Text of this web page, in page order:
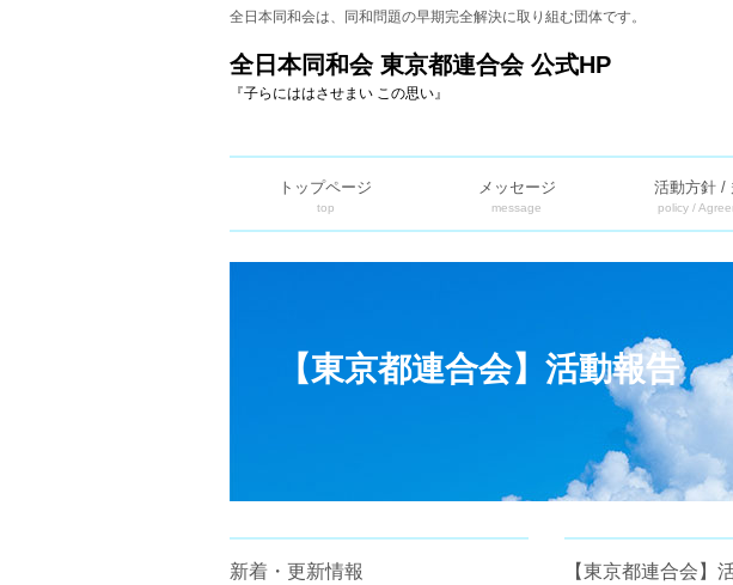
全日本同和会は、同和問題の早期完全解決に取り組む団体です。
全日本同和会 東京都連合会 公式HP
『子らにははさせまい この思い』
トップページ
top
メッセージ
message
活動方針 /
policy /
【東京都連合会】活動報告
【東京都連合会】
新着・更新情報